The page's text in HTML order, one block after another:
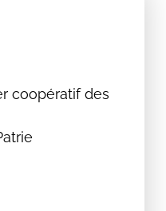
coopératif des